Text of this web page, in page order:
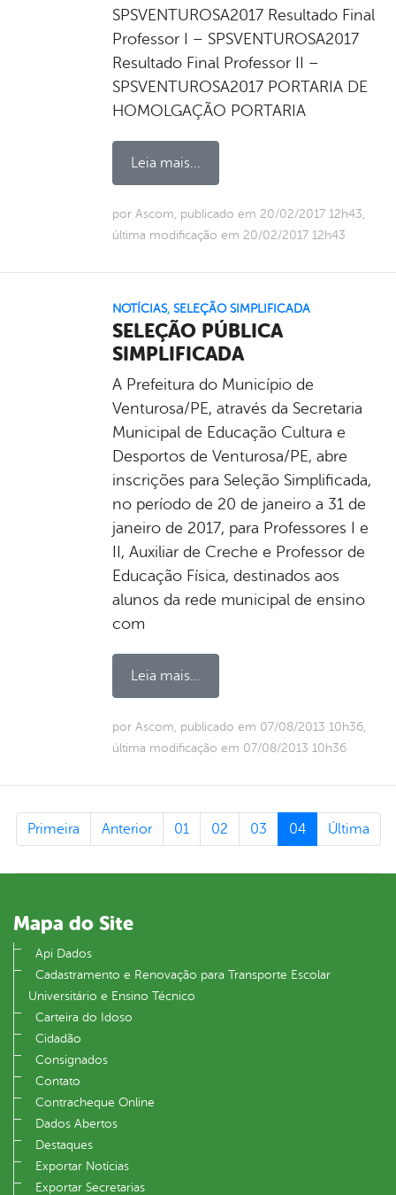
SPSVENTUROSA2017 Resultado Final
Professor I – SPSVENTUROSA2017
Resultado Final Professor II –
SPSVENTUROSA2017 PORTARIA DE
HOMOLGAÇÃO PORTARIA
Leia mais...
por Ascom, publicado em 20/02/2017 12h43,
última modificação em 20/02/2017 12h43
NOTÍCIAS, SELEÇÃO SIMPLIFICADA
SELEÇÃO PÚBLICA
SIMPLIFICADA
A Prefeitura do Município de
Venturosa/PE, através da Secretaria
Municipal de Educação Cultura e
Desportos de Venturosa/PE, abre
inscrições para Seleção Simplificada,
no período de 20 de janeiro a 31 de
janeiro de 2017, para Professores I e
II, Auxiliar de Creche e Professor de
Educação Física, destinados aos
alunos da rede municipal de ensino
com
Leia mais...
por Ascom, publicado em 07/08/2013 10h36,
última modificação em 07/08/2013 10h36
Primeira Anterior 01 02 03 04 Última
Mapa do Site
Api Dados
Cadastramento e Renovação para Transporte Escolar
Universitário e Ensino Técnico
Carteira do Idoso
Cidadão
Consignados
Contato
Contracheque Online
Dados Abertos
Destaques
Exportar Notícias
Exportar Secretarias